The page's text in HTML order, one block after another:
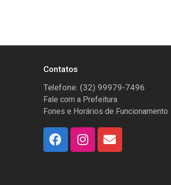
Contatos
Telefone: (32) 99979-7496
Fale com a Prefeitura
Fones e Horários de Funcionamento